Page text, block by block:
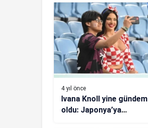
4 yıl önce
Ivana Knoll yine gündem
oldu: Japonya’ya